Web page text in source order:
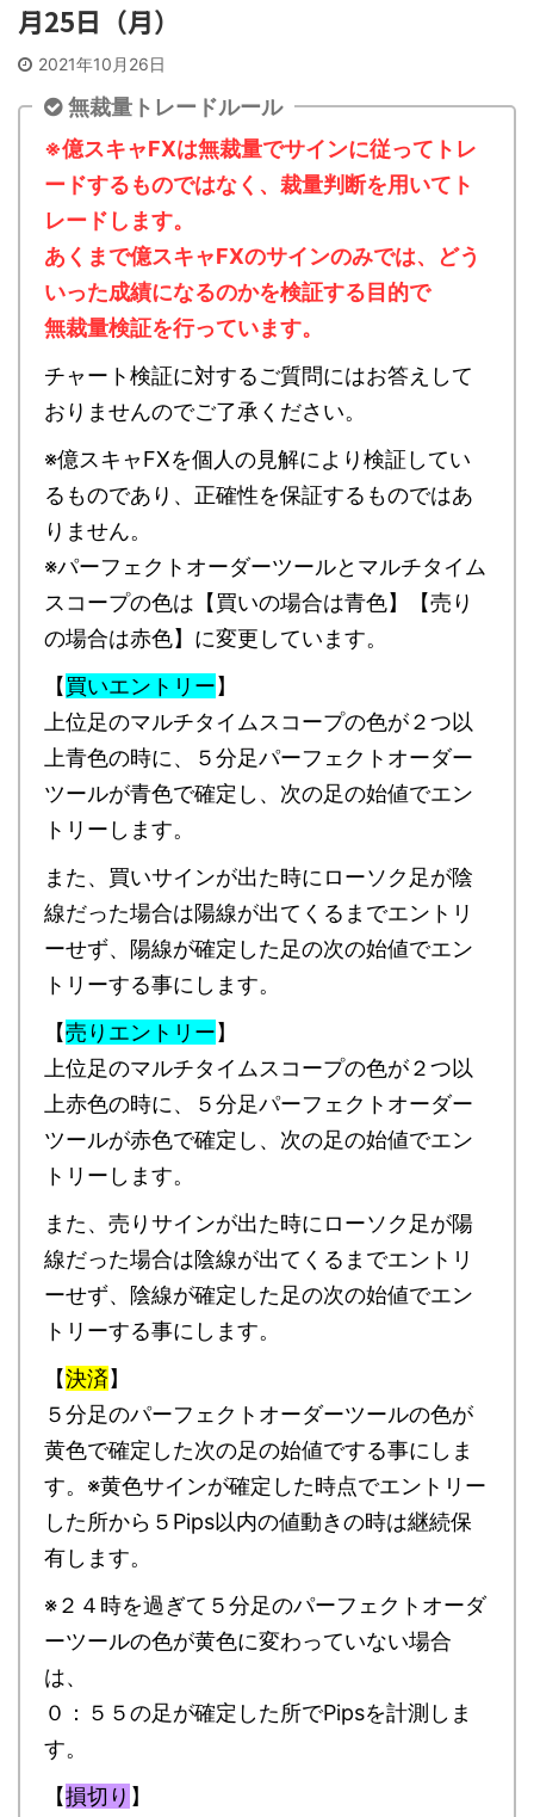
月25日（月）
2021年10月26日
無裁量トレードルール
※億スキャFXは無裁量でサインに従ってトレ
ードするものではなく、裁量判断を用いてト
レードします。
あくまで億スキャFXのサインのみでは、どう
いった成績になるのかを検証する目的で
無裁量検証を行っています。
チャート検証に対するご質問にはお答えして
おりませんのでご了承ください。
※億スキャFXを個人の見解により検証してい
るものであり、正確性を保証するものではあ
りません。
※パーフェクトオーダーツールとマルチタイム
スコープの色は【買いの場合は青色】【売り
の場合は赤色】に変更しています。
【買いエントリー】
上位足のマルチタイムスコープの色が２つ以
上青色の時に、５分足パーフェクトオーダー
ツールが青色で確定し、次の足の始値でエン
トリーします。
また、買いサインが出た時にローソク足が陰
線だった場合は陽線が出てくるまでエントリ
ーせず、陽線が確定した足の次の始値でエン
トリーする事にします。
【売りエントリー】
上位足のマルチタイムスコープの色が２つ以
上赤色の時に、５分足パーフェクトオーダー
ツールが赤色で確定し、次の足の始値でエン
トリーします。
また、売りサインが出た時にローソク足が陽
線だった場合は陰線が出てくるまでエントリ
ーせず、陰線が確定した足の次の始値でエン
トリーする事にします。
【決済】
５分足のパーフェクトオーダーツールの色が
黄色で確定した次の足の始値でする事にしま
す。※黄色サインが確定した時点でエントリー
した所から５Pips以内の値動きの時は継続保
有します。
※２４時を過ぎて５分足のパーフェクトオーダ
ーツールの色が黄色に変わっていない場合
は、
０：５５の足が確定した所でPipsを計測しま
す。
【損切り 】